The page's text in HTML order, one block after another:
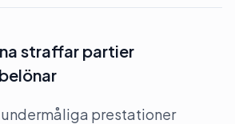
straffar partier
prestationer